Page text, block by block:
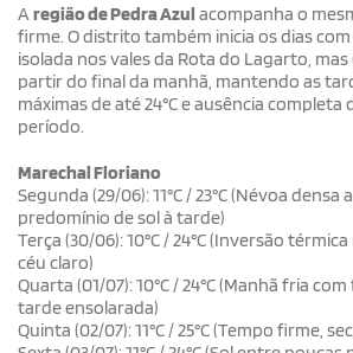
Aregião de Pedra Azul acompanha o
firme. O distrito também inicia os dias
isolada nos vales da Rota do Lagarto,
partir do final da manhã, mantendo as
máximas de até 24°C e ausência completa
período.
Marechal Floriano
Segunda (29/06): 11°C / 23°C (Névoa
predomínio de sol à tarde)
Terça (30/06): 10°C / 24°C (Inversão
céu claro)
Quarta (01/07): 10°C / 24°C (Manhã fria
tarde ensolarada)
Quinta (02/07): 11°C / 25°C (Tempo firme,